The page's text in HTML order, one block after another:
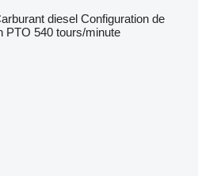
diesel Configuration de
PTO 540 tours/minute